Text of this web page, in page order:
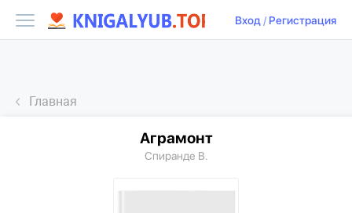
Вход/ Регистрация
Главная
Аграмонт
Спиранде В.